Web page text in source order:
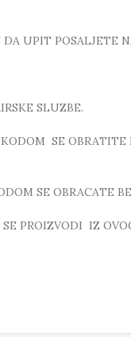
UPIT POSALJETE
SLUZBE.
SE
SE OBRACATE
PROIZVODI IZ